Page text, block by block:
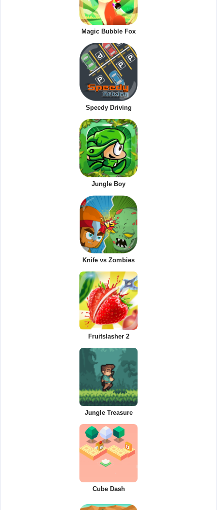
Magic Bubble Fox
Speedy Driving
Jungle Boy
Knife vs Zombies
Fruitslasher 2
Jungle Treasure
Cube Dash